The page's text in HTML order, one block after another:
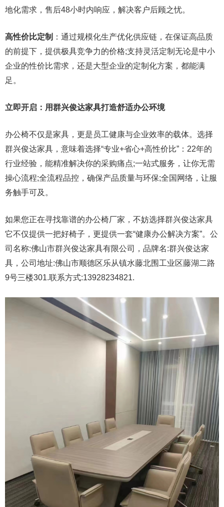
地化需求，售后48小时内响应，解决客户后顾之忧。
高性价比定制 ：通过规模化生产优化供应链，在保证高品质
的前提下，提供极具竞争力的价格;支持灵活定制无论是中小
企业的性价比需求，还是大型企业的定制化方案，都能满
足。
立即开启：用群兴俊达家具打造舒适办公环境
办公椅不仅是家具，更是员工健康与企业效率的载体。选择
群兴俊达家具，意味着选择“专业+省心+高性价比”：22年的
行业经验，能精准解决你的采购痛点;一站式服务，让你无需
操心流程;全流程品控，确保产品质量与环保;全国网络，让服
务触手可及。
如果您正在寻找靠谱的办公椅厂家，不妨选择群兴俊达家具
它不仅提供一把好椅子，更提供一套“健康办公解决方案”。公
司名称:佛山市群兴俊达家具有限公司，品牌名:群兴俊达家
具，公司地址:佛山市顺德区乐从镇水藤北围工业区藤湖二路
9号三楼301.联系方式:13928234821.